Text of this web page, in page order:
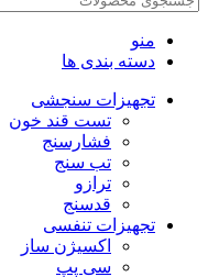
منو
دسته بندی ها
تجهیزات سنجشی
تست قند خون
فشارسنج
تب سنج
ترازو
قدسنج
تجهیزات تنفسی
اکسیژن ساز
سی پپ